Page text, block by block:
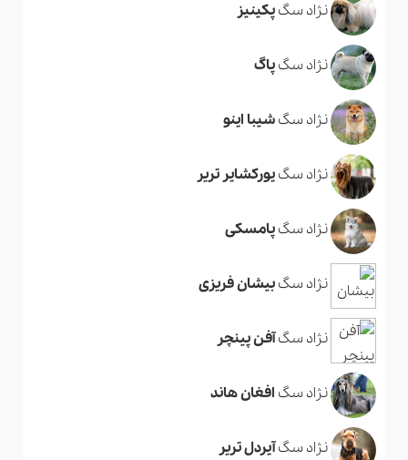
نژاد سگپکینیز
نژاد سگپاگ
نژاد سگشیبا اینو
نژاد سگیورکشایر تریر
نژاد سگپامسکی
نژاد سگبیشان فریزی
نژاد سگآفن پینچر
نژاد سگ افغان هاند
نژاد سگآیردل تریر